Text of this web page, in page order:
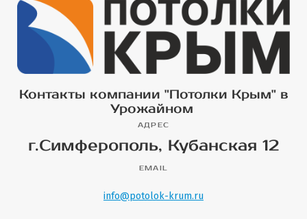
Контакты компании "Потолки Крым" в
Урожайном
АДРЕС
г.Симферополь, Кубанская 12
EMAIL
info@potolok-krum.ru